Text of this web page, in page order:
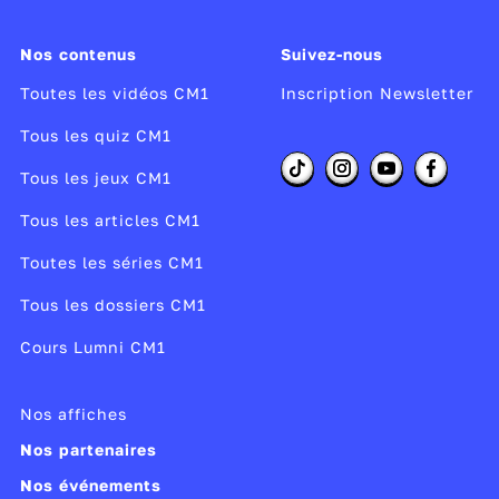
Nos contenus
Toutes les vidéos CM1
Tous les quiz CM1
Tous les jeux CM1
Tous les articles CM1
Toutes les séries CM1
Tous les dossiers CM1
Cours Lumni CM1
Suivez-nous
Inscription Newsletter
Nos affiches
Nos partenaires
Nos événements